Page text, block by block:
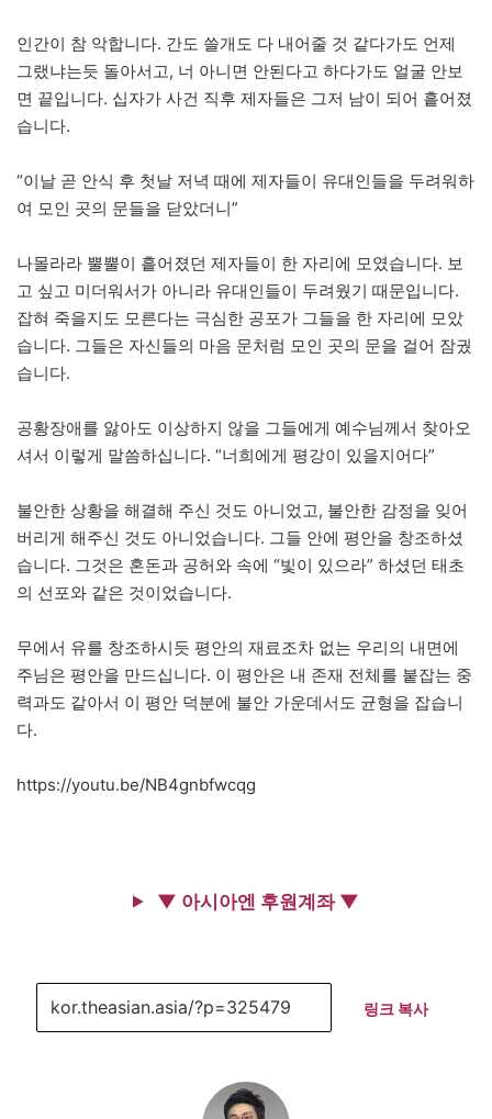
인간이 참 악합니다. 간도 쓸개도 다 내어줄 것 같다가도 언제
그랬냐는듯 돌아서고, 너 아니면 안된다고 하다가도 얼굴 안보
면 끝입니다. 십자가 사건 직후 제자들은 그저 남이 되어 흩어졌
습니다.
“이날 곧 안식 후 첫날 저녁 때에 제자들이 유대인들을 두려워하
여 모인 곳의 문들을 닫았더니”
나몰라라 뿔뿔이 흩어졌던 제자들이 한 자리에 모였습니다. 보
고 싶고 미더워서가 아니라 유대인들이 두려웠기 때문입니다.
잡혀 죽을지도 모른다는 극심한 공포가 그들을 한 자리에 모았
습니다. 그들은 자신들의 마음 문처럼 모인 곳의 문을 걸어 잠궜
습니다.
공황장애를 앓아도 이상하지 않을 그들에게 예수님께서 찾아오
셔서 이렇게 말씀하십니다. “너희에게 평강이 있을지어다”
불안한 상황을 해결해 주신 것도 아니었고, 불안한 감정을 잊어
버리게 해주신 것도 아니었습니다. 그들 안에 평안을 창조하셨
습니다. 그것은 혼돈과 공허와 속에 “빛이 있으라” 하셨던 태초
의 선포와 같은 것이었습니다.
무에서 유를 창조하시듯 평안의 재료조차 없는 우리의 내면에
주님은 평안을 만드십니다. 이 평안은 내 존재 전체를 붙잡는 중
력과도 같아서 이 평안 덕분에 불안 가운데서도 균형을 잡습니
다.
https://youtu.be/NB4gnbfwcqg
▼ 아시아엔 후원계좌 ▼
링크 복사